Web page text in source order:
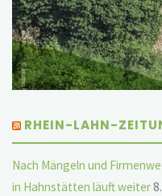
RHEIN-LAHN-
Nach Mängeln und
in Hahnstätten läuft weiter